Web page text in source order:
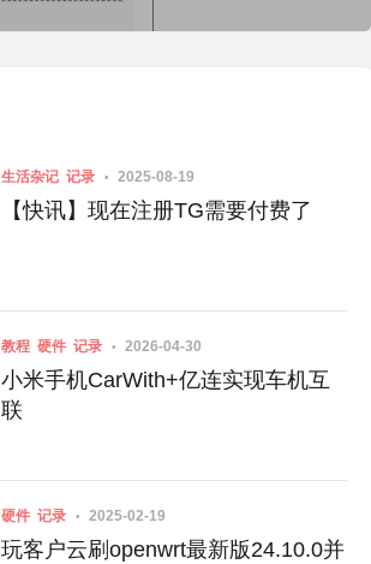
生活杂记 记录 2025-08-19
【快讯】现在注册TG需要付费了
教程 硬件 记录 2026-04-30
小米手机CarWith+亿连实现车机互
联
硬件 记录 2025-02-19
玩客户云刷openwrt最新版24.10.0并